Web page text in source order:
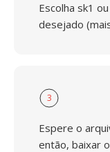
Escolha sk1
desejado
3
Espere o
então, baixar